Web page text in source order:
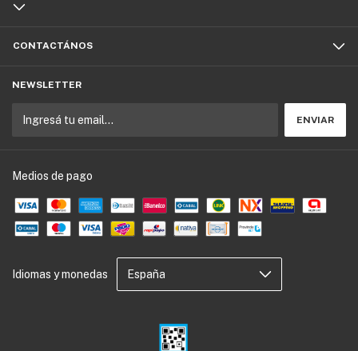
CONTACTÁNOS
NEWSLETTER
Medios de pago
Idiomas y monedas